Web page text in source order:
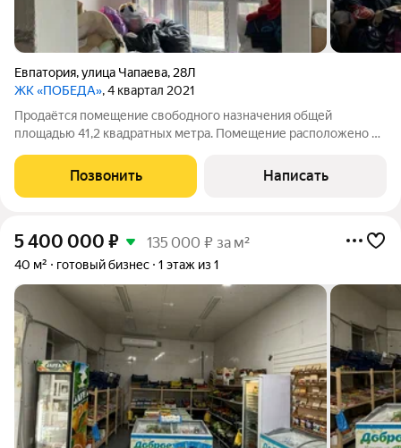
Евпатория,улица Чапаева, 28Л
ЖК «ПОБЕДА», 4 квартал 2021
Продаётся помещение свободного назначения общей
площадью 41,2 квадратных метра. Помещение расположено на
Евпатории. Помещение находится на первом этаже
восьмиэтажного здания. Oтдeльный вхoд с улицы.
Позвонить Написать
5 400 000 ₽ 135 000 ₽ за м²
40 м² готовый бизнес 1 этаж из 1